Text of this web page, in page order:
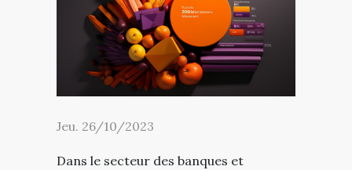
Jeu. 26/10/2023
Dans le secteur des banques et